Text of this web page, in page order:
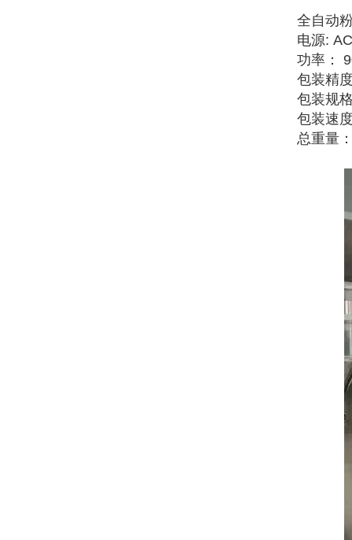
全自动
电源:
功率：
包装精
包装规
包装速
总重量